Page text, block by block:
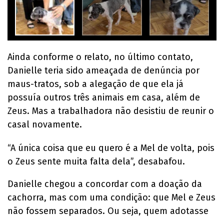
Ainda conforme o relato, no último contato,
Danielle teria sido ameaçada de denúncia por
maus-tratos, sob a alegação de que ela já
possuía outros três animais em casa, além de
Zeus. Mas a trabalhadora não desistiu de reunir o
casal novamente.
“A única coisa que eu quero é a Mel de volta, pois
o Zeus sente muita falta dela”, desabafou.
Danielle chegou a concordar com a doação da
cachorra, mas com uma condição: que Mel e Zeus
não fossem separados. Ou seja, quem adotasse